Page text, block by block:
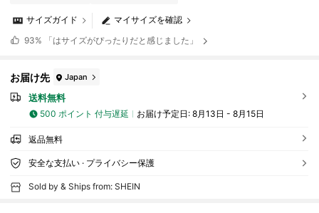
マイサイズを確認
サイズガイド
93% 「はサイズがぴったりだと感じました」
お届け先 Japan
送料無料
500 ポイント 付与遅延 お届け予定日: 8月13日 - 8月15日
返品無料
安全な支払い · プライバシー保護
Sold by & Ships from: SHEIN